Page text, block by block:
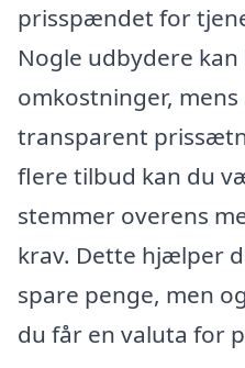
prisspændet for
Nogle udbydere
omkostninger,
transparent
flere tilbud kan du
stemmer overens
krav. Dette hjælper
spare penge, men
du får en valuta for